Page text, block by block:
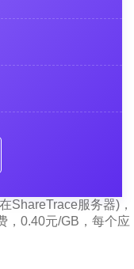
ShareTrace服务器)，
，0.40元/GB，每个应